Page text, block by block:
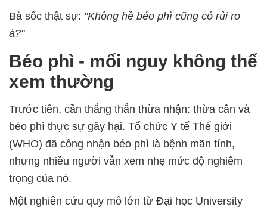
Bà sốc thật sự: "Không hề béo phì cũng có rủi ro
à?"
Béo phì - mối nguy không thể
xem thường
Trước tiên, cần thẳng thắn thừa nhận: thừa cân và
béo phì thực sự gây hại. Tổ chức Y tế Thế giới
(WHO) đã công nhận béo phì là bệnh mãn tính,
nhưng nhiều người vẫn xem nhẹ mức độ nghiêm
trọng của nó.
Một nghiên cứu quy mô lớn từ Đại học University